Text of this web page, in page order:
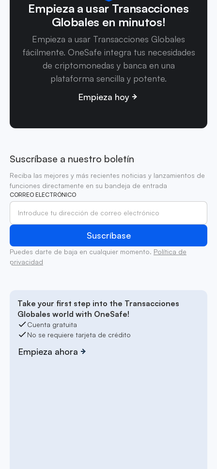
Empieza a usar Transacciones
Globales en minutos!
Empieza a usar Transacciones Globales
fácilmente. OneSafe integra tus necesidades
de criptomonedas y banca en una
plataforma sencilla y potente.
Empieza hoy
Suscríbase a nuestro boletín
Reciba las mejores y más recientes noticias y lanzamientos de
funciones directamente en su bandeja de entrada
CORREO ELECTRÓNICO
Puedes darte de baja en cualquier momento. Política de
privacidad
Take your first step into the Transacciones
Globales world with OneSafe!
Cuenta gratuita
No se requiere tarjeta de crédito
Empieza ahora